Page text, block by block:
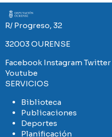
Imaxe
R/ Progreso, 32
32003 OURENSE
Facebook InstagramTwitter
Youtube
SERVICIOS
Biblioteca
Publicaciones
Deportes
Planificación